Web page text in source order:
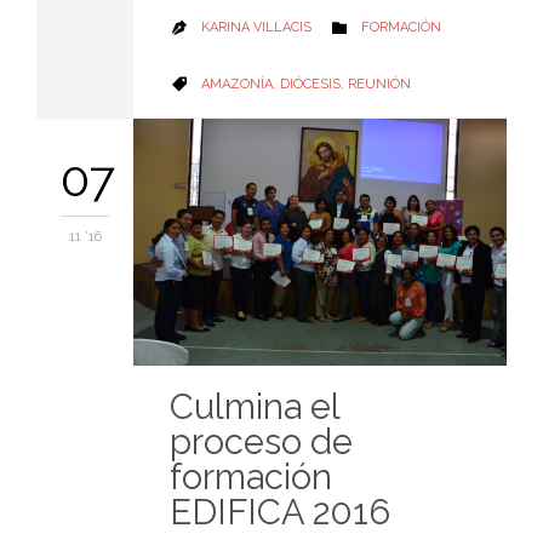
 KARINA VILLACIS  CATEGORY
FORMACIÓN
 CATEGORY
AMAZONÍA, DIÓCESIS, REUNIÓN
07
11 '16
Culmina el
proceso de
formación
EDIFICA 2016